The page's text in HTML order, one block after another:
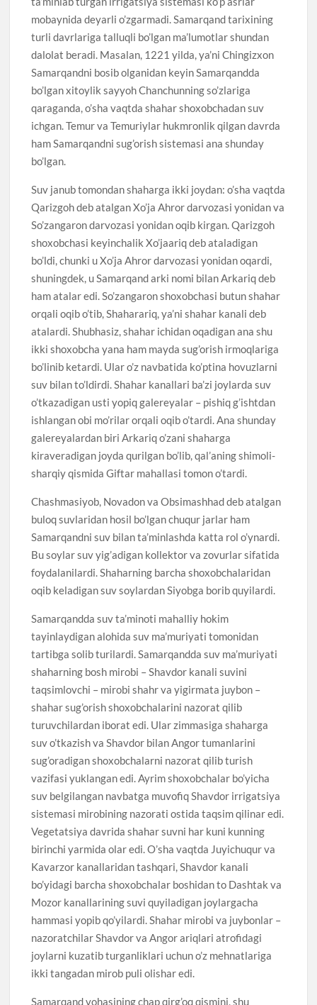
mobaynida deyarli o’zgarmadi. Samarqand tarixining
turli davrlariga talluqli bo’lgan ma’lumotlar shundan
dalolat beradi. Masalan, 1221 yilda, ya’ni Chingizxon
Samarqandni bosib olganidan keyin Samarqandda
bo’lgan xitoylik sayyoh Chanchunning so’zlariga
qaraganda, o’sha vaqtda shahar shoxobchadan suv
ichgan. Temur va Temuriylar hukmronlik qilgan davrda
ham Samarqandni sug’orish sistemasi ana shunday
bo’lgan.
Suv janub tomondan shaharga ikki joydan: o’sha vaqtda
Qarizgoh deb atalgan Xo’ja Ahror darvozasi yonidan va
So’zangaron darvozasi yonidan oqib kirgan. Qarizgoh
shoxobchasi keyinchalik Xo’jaariq deb ataladigan
bo’ldi, chunki u Xo’ja Ahror darvozasi yonidan oqardi,
shuningdek, u Samarqand arki nomi bilan Arkariq deb
ham atalar edi. So’zangaron shoxobchasi butun shahar
orqali oqib o’tib, Shaharariq, ya’ni shahar kanali deb
atalardi. Shubhasiz, shahar ichidan oqadigan ana shu
ikki shoxobcha yana ham mayda sug’orish irmoqlariga
bo’linib ketardi. Ular o’z navbatida ko’ptina hovuzlarni
suv bilan to’ldirdi. Shahar kanallari ba’zi joylarda suv
o’tkazadigan usti yopiq galereyalar – pishiq g’ishtdan
ishlangan obi mo’rilar orqali oqib o’tardi. Ana shunday
galereyalardan biri Arkariq o’zani shaharga
kiraveradigan joyda qurilgan bo’lib, qal’aning shimoli-
sharqiy qismida Giftar mahallasi tomon o’tardi.
Chashmasiyob, Novadon va Obsimashhad deb atalgan
buloq suvlaridan hosil bo’lgan chuqur jarlar ham
Samarqandni suv bilan ta’minlashda katta rol o’ynardi.
Bu soylar suv yig’adigan kollektor va zovurlar sifatida
foydalanilardi. Shaharning barcha shoxobchalaridan
oqib keladigan suv soylardan Siyobga borib quyilardi.
Samarqandda suv ta’minoti mahalliy hokim
tayinlaydigan alohida suv ma’muriyati tomonidan
tartibga solib turilardi. Samarqandda suv ma’muriyati
shaharning bosh mirobi – Shavdor kanali suvini
taqsimlovchi – mirobi shahr va yigirmata juybon –
shahar sug’orish shoxobchalarini nazorat qilib
turuvchilardan iborat edi. Ular zimmasiga shaharga
suv o’tkazish va Shavdor bilan Angor tumanlarini
sug’oradigan shoxobchalarni nazorat qilib turish
vazifasi yuklangan edi. Ayrim shoxobchalar bo’yicha
suv belgilangan navbatga muvofiq Shavdor irrigatsiya
sistemasi mirobining nazorati ostida taqsim qilinar edi.
Vegetatsiya davrida shahar suvni har kuni kunning
birinchi yarmida olar edi. O’sha vaqtda Juyichuqur va
Kavarzor kanallaridan tashqari, Shavdor kanali
bo’yidagi barcha shoxobchalar boshidan to Dashtak va
Mozor kanallarining suvi quyiladigan joylargacha
hammasi yopib qo’yilardi. Shahar mirobi va juybonlar –
nazoratchilar Shavdor va Angor ariqlari atrofidagi
joylarni kuzatib turganliklari uchun o’z mehnatlariga
ikki tangadan mirob puli olishar edi.
Samarqand vohasining chap qirg’oq qismini, shu